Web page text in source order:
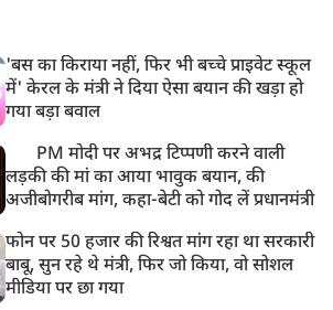
'बस का किराया नहीं, फिर भी बच्चे प्राइवेट स्कूल
में' केरल के मंत्री ने दिया ऐसा बयान की खड़ा हो
गया बड़ा बवाल
PM मोदी पर अभद्र टिप्पणी करने वाली
लड़की की मां का आया भावुक बयान, की
अजीबोगरीब मांग, कहा-बेटी को गोद लें प्रधानमंत्री
फोन पर 50 हजार की रिश्वत मांग रहा था सरकारी
बाबू, सुन रहे थे मंत्री, फिर जो किया, वो सोशल
मीडिया पर छा गया